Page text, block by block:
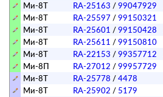
Ми-8Т
RA-25163 /99047929
Ми-8Т
RA-25597 /99150321
Ми-8Т
RA-25601 /99150428
Ми-8Т
RA-25611 /99150810
Ми-8Т
RA-22153 /99357712
Ми-8П
RA-27012 /99957729
Ми-8Т
RA-25778 /4478
Ми-8Т
RA-25902 / 5179